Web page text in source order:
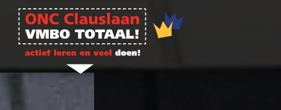
Ga naar de inhoud